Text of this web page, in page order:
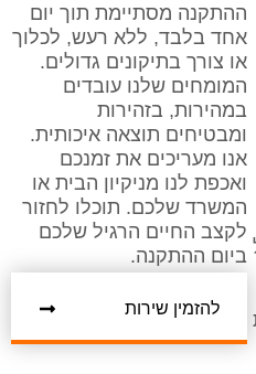
ההתקנה מסתיימת תוך יום
אחד בלבד, ללא רעש, לכלוך
או צורך בתיקונים גדולים.
המומחים שלנו עובדים
במהירות, בזהירות
ומבטיחים תוצאה איכותית.
אנו מעריכים את זמנכם
ואכפת לנו מניקיון הבית או
המשרד שלכם. תוכלו לחזור
לקצב החיים הרגיל שלכם
ביום ההתקנה.
להזמין שירות